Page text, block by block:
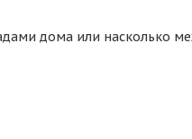
дома или насколько